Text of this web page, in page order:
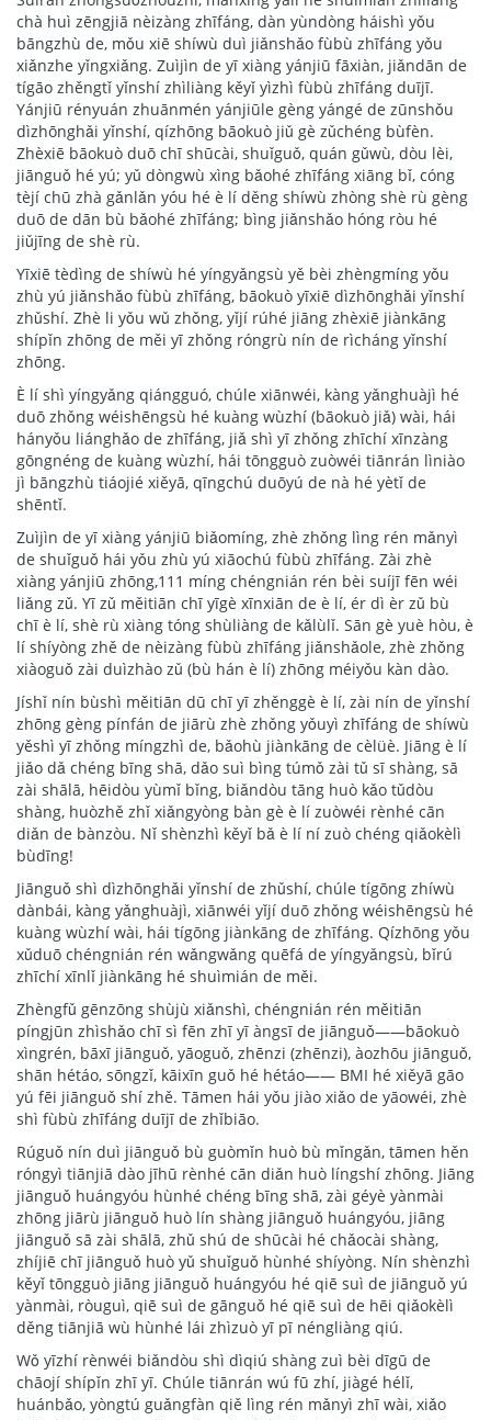
chà huì zēngjiā nèizàng zhīfáng, dàn yùndòng háishì yǒu
bāngzhù de, mǒu xiē shíwù duì jiǎnshǎo fùbù zhīfáng yǒu
xiǎnzhe yǐngxiǎng. Zuìjìn de yī xiàng yánjiū fāxiàn, jiǎndān de
tígāo zhěngtǐ yǐnshí zhìliàng kěyǐ yìzhì fùbù zhīfáng duījī.
Yánjiū rényuán zhuānmén yánjiūle gèng yángé de zūnshǒu
dìzhōnghǎi yǐnshí, qízhōng bāokuò jiǔ gè zǔchéng bùfèn.
Zhèxiē bāokuò duō chī shūcài, shuǐguǒ, quán gǔwù, dòu lèi,
jiānguǒ hé yú; yǔ dòngwù xìng bǎohé zhīfáng xiāng bǐ, cóng
tèjí chū zhà gǎnlǎn yóu hé è lí děng shíwù zhòng shè rù gèng
duō de dān bù bǎohé zhīfáng; bìng jiǎnshǎo hóng ròu hé
jiǔjīng de shè rù.
Yīxiē tèdìng de shíwù hé yíngyǎngsù yě bèi zhèngmíng yǒu
zhù yú jiǎnshǎo fùbù zhīfáng, bāokuò yīxiē dìzhōnghǎi yǐnshí
zhǔshí. Zhè li yǒu wǔ zhǒng, yǐjí rúhé jiāng zhèxiē jiànkāng
shípǐn zhōng de měi yī zhǒng róngrù nín de rìcháng yǐnshí
zhōng.
È lí shì yíngyǎng qiángguó, chúle xiānwéi, kàng yǎnghuàjì hé
duō zhǒng wéishēngsù hé kuàng wùzhí (bāokuò jiǎ) wài, hái
hányǒu liánghǎo de zhīfáng, jiǎ shì yī zhǒng zhīchí xīnzàng
gōngnéng de kuàng wùzhí, hái tōngguò zuòwéi tiānrán lìniào
jì bāngzhù tiáojié xiěyā, qīngchú duōyú de nà hé yètǐ de
shēntǐ.
Zuìjìn de yī xiàng yánjiū biǎomíng, zhè zhǒng lìng rén mǎnyì
de shuǐguǒ hái yǒu zhù yú xiāochú fùbù zhīfáng. Zài zhè
xiàng yánjiū zhōng,111 míng chéngnián rén bèi suíjī fēn wéi
liǎng zǔ. Yī zǔ měitiān chī yīgè xīnxiān de è lí, ér dì èr zǔ bù
chī è lí, shè rù xiàng tóng shùliàng de kǎlùlǐ. Sān gè yuè hòu, è
lí shíyòng zhě de nèizàng fùbù zhīfáng jiǎnshǎole, zhè zhǒng
xiàoguǒ zài duìzhào zǔ (bù hán è lí) zhōng méiyǒu kàn dào.
Jíshǐ nín bùshì měitiān dū chī yī zhěnggè è lí, zài nín de yǐnshí
zhōng gèng pínfán de jiārù zhè zhǒng yǒuyì zhīfáng de shíwù
yěshì yī zhǒng míngzhì de, bǎohù jiànkāng de cèlüè. Jiāng è lí
jiǎo dǎ chéng bīng shā, dǎo suì bìng túmǒ zài tǔ sī shàng, sā
zài shālā, hēidòu yùmǐ bǐng, biǎndòu tāng huò kǎo tǔdòu
shàng, huòzhě zhǐ xiǎngyòng bàn gè è lí zuòwéi rènhé cān
diǎn de bànzòu. Nǐ shènzhì kěyǐ bǎ è lí ní zuò chéng qiǎokèlì
bùdīng!
Jiānguǒ shì dìzhōnghǎi yǐnshí de zhǔshí, chúle tígōng zhíwù
dànbái, kàng yǎnghuàjì, xiānwéi yǐjí duō zhǒng wéishēngsù hé
kuàng wùzhí wài, hái tígōng jiànkāng de zhīfáng. Qízhōng yǒu
xǔduō chéngnián rén wǎngwǎng quēfá de yíngyǎngsù, bǐrú
zhīchí xīnlǐ jiànkāng hé shuìmián de měi.
Zhèngfǔ gēnzōng shùjù xiǎnshì, chéngnián rén měitiān
píngjūn zhìshǎo chī sì fēn zhī yī àngsī de jiānguǒ——bāokuò
xìngrén, bāxī jiānguǒ, yāoguǒ, zhēnzi (zhēnzi), àozhōu jiānguǒ,
shān hétáo, sōngzǐ, kāixīn guǒ hé hétáo—— BMI hé xiěyā gāo
yú fēi jiānguǒ shí zhě. Tāmen hái yǒu jiào xiǎo de yāowéi, zhè
shì fùbù zhīfáng duījī de zhǐbiāo.
Rúguǒ nín duì jiānguǒ bù guòmǐn huò bù mǐngǎn, tāmen hěn
róngyì tiānjiā dào jīhū rènhé cān diǎn huò língshí zhōng. Jiāng
jiānguǒ huángyóu hùnhé chéng bīng shā, zài géyè yànmài
zhōng jiārù jiānguǒ huò lín shàng jiānguǒ huángyóu, jiāng
jiānguǒ sā zài shālā, zhǔ shú de shūcài hé chǎocài shàng,
zhíjiē chī jiānguǒ huò yǔ shuǐguǒ hùnhé shíyòng. Nín shènzhì
kěyǐ tōngguò jiāng jiānguǒ huángyóu hé qiē suì de jiānguǒ yú
yànmài, ròuguì, qiē suì de gānguǒ hé qiē suì de hēi qiǎokèlì
děng tiānjiā wù hùnhé lái zhìzuò yī pī néngliàng qiú.
Wǒ yīzhí rènwéi biǎndòu shì dìqiú shàng zuì bèi dīgū de
chāojí shípǐn zhī yī. Chúle tiānrán wú fū zhí, jiàgé hélǐ,
huánbǎo, yòngtú guǎngfàn qiě lìng rén mǎnyì zhī wài, xiǎo